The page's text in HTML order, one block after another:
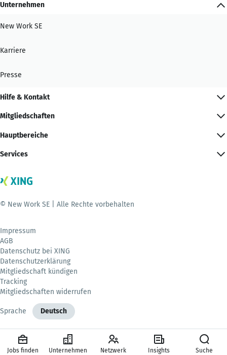
Unternehmen
New Work SE
Karriere
Presse
Hilfe & Kontakt
Mitgliedschaften
Hauptbereiche
Services
© New Work SE | Alle Rechte vorbehalten
Impressum
AGB
Datenschutz bei XING
Datenschutzerklärung
Mitgliedschaft kündigen
Tracking
Mitgliedschaften widerrufen
Sprache Deutsch
Jobs finden Unternehmen Netzwerk Insights Suche